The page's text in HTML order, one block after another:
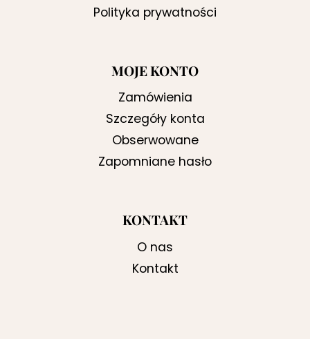
Polityka prywatności
MOJE KONTO
Zamówienia
Szczegóły konta
Obserwowane
Zapomniane hasło
KONTAKT
O nas
Kontakt